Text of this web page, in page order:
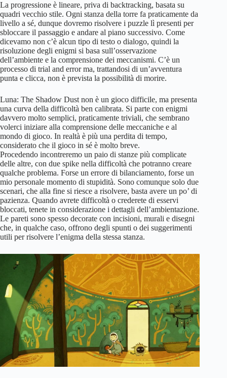
La progressione è lineare, priva di backtracking, basata su
quadri vecchio stile. Ogni stanza della torre fa praticamente da
livello a sé, dunque dovremo risolvere i puzzle lì presenti per
sbloccare il passaggio e andare al piano successivo. Come
dicevamo non c’è alcun tipo di testo o dialogo, quindi la
risoluzione degli enigmi si basa sull’osservazione
dell’ambiente e la comprensione dei meccanismi. C’è un
processo di trial and error ma, trattandosi di un’avventura
punta e clicca, non è prevista la possibilità di morire.
Luna: The Shadow Dust non è un gioco difficile, ma presenta
una curva della difficoltà ben calibrata. Si parte con enigmi
davvero molto semplici, praticamente triviali, che sembrano
volerci iniziare alla comprensione delle meccaniche e al
mondo di gioco. In realtà è più una perdita di tempo,
considerato che il gioco in sé è molto breve.
Procedendo incontreremo un paio di stanze più complicate
delle altre, con due spike nella difficoltà che potranno creare
qualche problema. Forse un errore di bilanciamento, forse un
mio personale momento di stupidità. Sono comunque solo due
scenari, che alla fine si riesce a risolvere, basta avere un po’ di
pazienza. Quando avrete difficoltà o crederete di esservi
bloccati, tenete in considerazione i dettagli dell’ambientazione.
Le pareti sono spesso decorate con incisioni, murali e disegni
che, in qualche caso, offrono degli spunti o dei suggerimenti
utili per risolvere l’enigma della stessa stanza.